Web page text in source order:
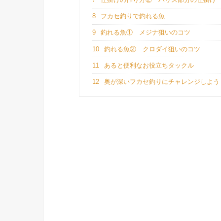
8 フカセ釣りで釣れる魚
9 釣れる魚① メジナ狙いのコツ
10 釣れる魚② クロダイ狙いのコツ
11 あると便利なお役立ちタックル
12 奥が深いフカセ釣りにチャレンジしよう